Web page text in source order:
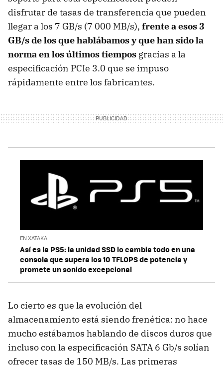
disfrutar de tasas de transferencia que pueden
llegar a los 7 GB/s (7 000 MB/s), frente a esos 3
GB/s de los que hablábamos y que han sido la
norma en los últimos tiempos gracias a la
especificación PCIe 3.0 que se impuso
rápidamente entre los fabricantes.
EN XATAKA
Así es la PS5: la unidad SSD lo cambia todo en una
consola que supera los 10 TFLOPS de potencia y
promete un sonido excepcional
Lo cierto es que la evolución del
almacenamiento está siendo frenética: no hace
mucho estábamos hablando de discos duros que
incluso con la especificación SATA 6 Gb/s solían
ofrecer tasas de 150 MB/s. Las primeras